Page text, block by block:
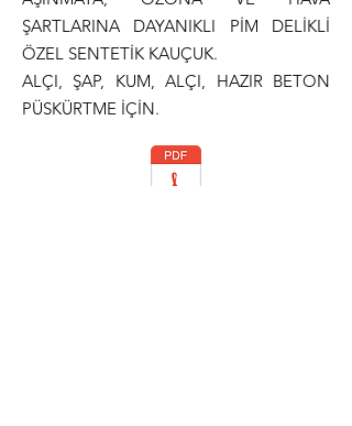
ŞARTLARINA DAYANIKLI PİM DELİKLİ
ÖZEL SENTETİK KAUÇUK.
ALÇI, ŞAP, KUM, ALÇI, HAZIR BETON
PÜSKÜRTME İÇİN.